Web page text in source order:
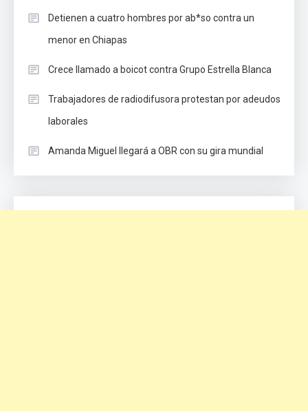
Detienen a cuatro hombres por ab*so contra un
menor en Chiapas
Crece llamado a boicot contra Grupo Estrella Blanca
Trabajadores de radiodifusora protestan por adeudos
laborales
Amanda Miguel llegará a OBR con su gira mundial